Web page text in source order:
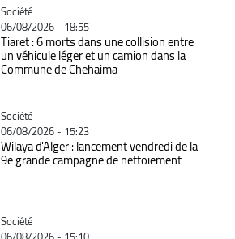
Catégorie
Société
06/08/2026 - 18:55
Tiaret : 6 morts dans une collision entre
un véhicule léger et un camion dans la
Commune de Chehaima
Catégorie
Société
06/08/2026 - 15:23
Wilaya d'Alger : lancement vendredi de la
9e grande campagne de nettoiement
Catégorie
Société